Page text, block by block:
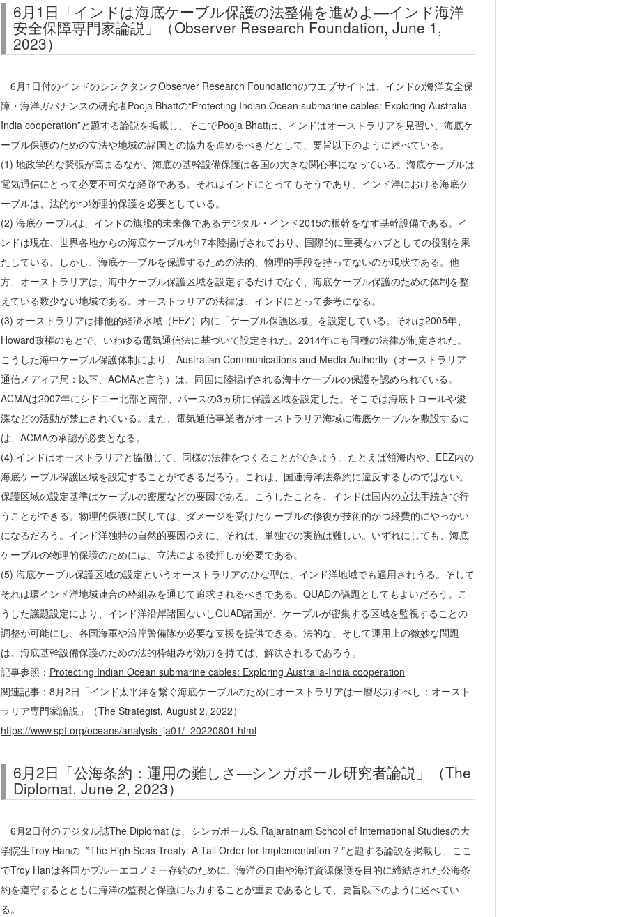
6月1日「インドは海底ケーブル保護の法整備を進めよ―インド海洋
安全保障専門家論説」（Observer Research Foundation, June 1,
2023）
6月1日付のインドのシンクタンクObserver Research Foundationのウエブサイトは、インドの海洋安全保
障・海洋ガバナンスの研究者Pooja Bhattの“Protecting Indian Ocean submarine cables: Exploring Australia-
India cooperation”と題する論説を掲載し、そこでPooja Bhattは、インドはオーストラリアを見習い、海底ケ
ーブル保護のための立法や地域の諸国との協力を進めるべきだとして、要旨以下のように述べている。
(1) 地政学的な緊張が高まるなか、海底の基幹設備保護は各国の大きな関心事になっている。海底ケーブルは
電気通信にとって必要不可欠な経路である。それはインドにとってもそうであり、インド洋における海底ケ
ーブルは、法的かつ物理的保護を必要としている。
(2) 海底ケーブルは、インドの旗艦的未来像であるデジタル・インド2015の根幹をなす基幹設備である。イ
ンドは現在、世界各地からの海底ケーブルが17本陸揚げされており、国際的に重要なハブとしての役割を果
たしている。しかし、海底ケーブルを保護するための法的、物理的手段を持ってないのが現状である。他
方、オーストラリアは、海中ケーブル保護区域を設定するだけでなく、海底ケーブル保護のための体制を整
えている数少ない地域である。オーストラリアの法律は、インドにとって参考になる。
(3) オーストラリアは排他的経済水域（EEZ）内に「ケーブル保護区域」を設定している。それは2005年、
Howard政権のもとで、いわゆる電気通信法に基づいて設定された。2014年にも同種の法律が制定された。
こうした海中ケーブル保護体制により、Australian Communications and Media Authority（オーストラリア
通信メディア局：以下、ACMAと言う）は、同国に陸揚げされる海中ケーブルの保護を認められている。
ACMAは2007年にシドニー北部と南部、パースの3ヵ所に保護区域を設定した。そこでは海底トロールや浚
渫などの活動が禁止されている。また、電気通信事業者がオーストラリア海域に海底ケーブルを敷設するに
は、ACMAの承認が必要となる。
(4) インドはオーストラリアと協働して、同様の法律をつくることができよう。たとえば領海内や、EEZ内の
海底ケーブル保護区域を設定することができるだろう。これは、国連海洋法条約に違反するものではない。
保護区域の設定基準はケーブルの密度などの要因である。こうしたことを、インドは国内の立法手続きで行
うことができる。物理的保護に関しては、ダメージを受けたケーブルの修復が技術的かつ経費的にやっかい
になるだろう。インド洋独特の自然的要因ゆえに、それは、単独での実施は難しい。いずれにしても、海底
ケーブルの物理的保護のためには、立法による後押しが必要である。
(5) 海底ケーブル保護区域の設定というオーストラリアのひな型は、インド洋地域でも適用されうる。そして
それは環インド洋地域連合の枠組みを通じて追求されるべきである。QUADの議題としてもよいだろう。こ
うした議題設定により、インド洋沿岸諸国ないしQUAD諸国が、ケーブルが密集する区域を監視することの
調整が可能にし、各国海軍や沿岸警備隊が必要な支援を提供できる。法的な、そして運用上の微妙な問題
は、海底基幹設備保護のための法的枠組みが効力を持てば、解決されるであろう。
記事参照： Protecting Indian Ocean submarine cables: Exploring Australia-India cooperation
関連記事：8月2日「インド太平洋を繋ぐ海底ケーブルのためにオーストラリアは一層尽力すべし：オースト
ラリア専門家論説」（The Strategist, August 2, 2022）
https://www.spf.org/oceans/analysis_ja01/_20220801.html
6月2日「公海条約：運用の難しさ―シンガポール研究者論説」（The
Diplomat, June 2, 2023）
6月2日付のデジタル誌The Diplomat は、シンガポールS. Rajaratnam School of International Studiesの大
学院生Troy Hanの〝The High Seas Treaty: A Tall Order for Implementation ? ″と題する論説を掲載し、ここ
でTroy Hanは各国がブルーエコノミー存続のために、海洋の自由や海洋資源保護を目的に締結された公海条
約を遵守するとともに海洋の監視と保護に尽力することが重要であるとして、要旨以下のように述べてい
る。